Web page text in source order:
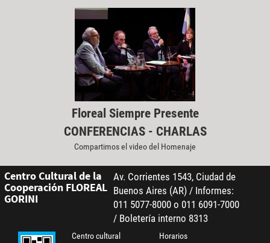
Floreal Siempre Presente
CONFERENCIAS - CHARLAS
Compartimos el video del Homenaje
Centro Cultural de la
Cooperación FLOREAL
GORINI
Av. Corrientes 1543, Ciudad de
Buenos Aires (AR) / Informes:
011 5077-8000 o 011 6091-7000
/ Boletería interno 8313
Centro cultural Horarios